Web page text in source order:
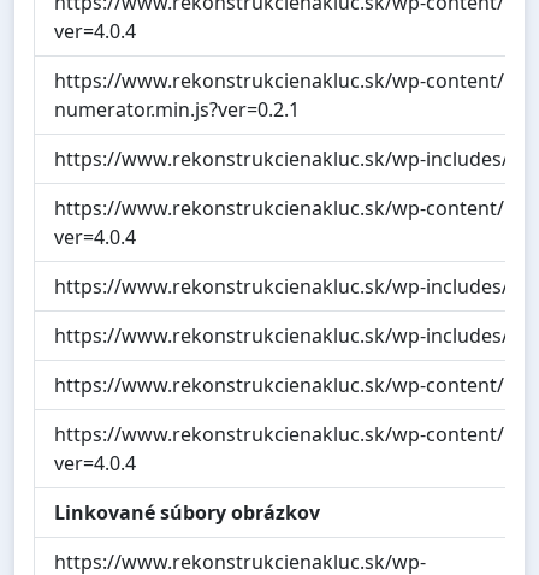
ver=4.0.4
https://www.rekonstrukcienakluc.sk/wp-content/
numerator.min.js?ver=0.2.1
https://www.rekonstrukcienakluc.sk/wp-includes/js/
https://www.rekonstrukcienakluc.sk/wp-content/
ver=4.0.4
https://www.rekonstrukcienakluc.sk/wp-includes/js/
https://www.rekonstrukcienakluc.sk/wp-includes/js/
https://www.rekonstrukcienakluc.sk/wp-content/
https://www.rekonstrukcienakluc.sk/wp-content/
ver=4.0.4
Linkované súbory obrázkov
https://www.rekonstrukcienakluc.sk/wp-